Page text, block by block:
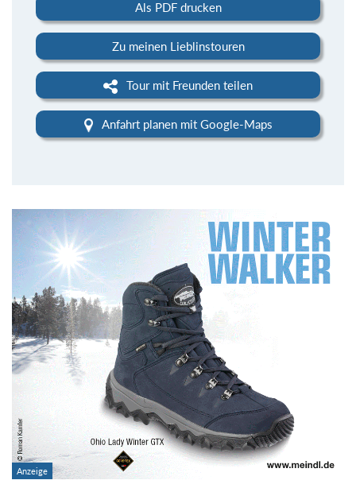
Als PDF drucken
Zu meinen Lieblinstouren
Tour mit Freunden teilen
Anfahrt planen mit Google-Maps